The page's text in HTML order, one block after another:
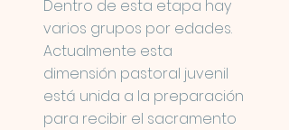
Dentro de esta etapa hay
varios grupos por edades.
Actualmente esta
dimensión pastoral juvenil
está unida a la preparación
para recibir el sacramento